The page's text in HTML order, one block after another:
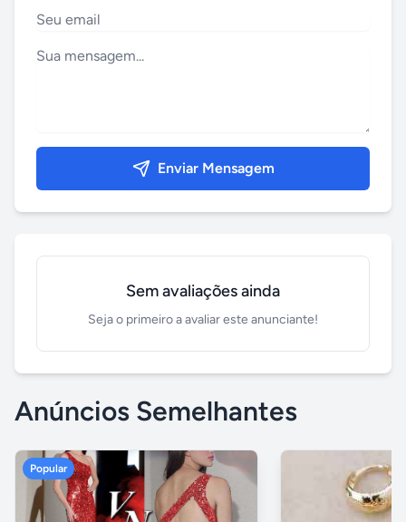
Enviar Mensagem
Sem avaliações ainda
Seja o primeiro a avaliar este anunciante!
Anúncios Semelhantes
Popular